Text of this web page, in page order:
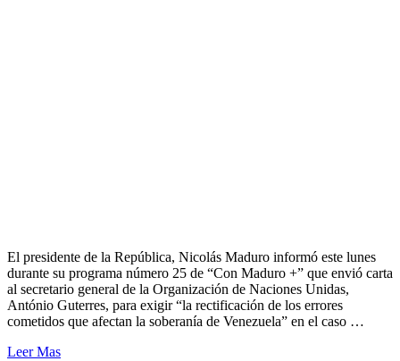
El presidente de la República, Nicolás Maduro informó este lunes
durante su programa número 25 de “Con Maduro +” que envió carta
al secretario general de la Organización de Naciones Unidas,
António Guterres, para exigir “la rectificación de los errores
cometidos que afectan la soberanía de Venezuela” en el caso …
Leer Mas